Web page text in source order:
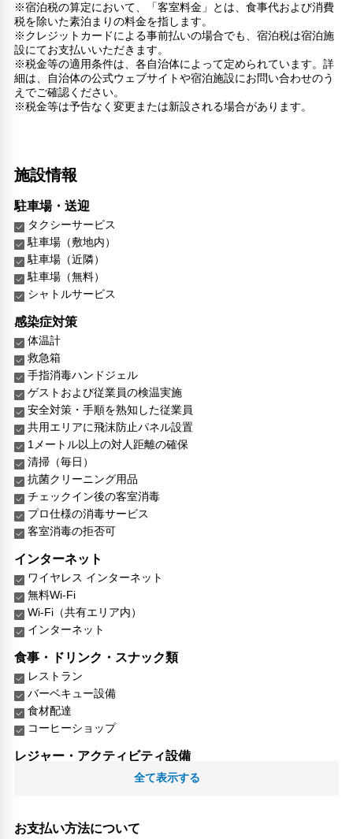
※宿泊税の算定において、「客室料金」とは、食事代および消費
税を除いた素泊まりの料金を指します。
※クレジットカードによる事前払いの場合でも、宿泊税は宿泊施
設にてお支払いいただきます。
※税金等の適用条件は、各自治体によって定められています。詳
細は、自治体の公式ウェブサイトや宿泊施設にお問い合わせのう
えでご確認ください。
※税金等は予告なく変更または新設される場合があります。
施設情報
駐車場・送迎
タクシーサービス
駐車場（敷地内）
駐車場（近隣）
駐車場（無料）
シャトルサービス
感染症対策
体温計
救急箱
手指消毒ハンドジェル
ゲストおよび従業員の検温実施
安全対策・手順を熟知した従業員
共用エリアに飛沫防止パネル設置
1メートル以上の対人距離の確保
清掃（毎日）
抗菌クリーニング用品
チェックイン後の客室消毒
プロ仕様の消毒サービス
客室消毒の拒否可
インターネット
ワイヤレス インターネット
無料Wi-Fi
Wi-Fi（共有エリア内）
インターネット
食事・ドリンク・スナック類
レストラン
バーベキュー設備
食材配達
コーヒーショップ
レジャー・アクティビティ設備
乗馬
全て表示する
お支払い方法について